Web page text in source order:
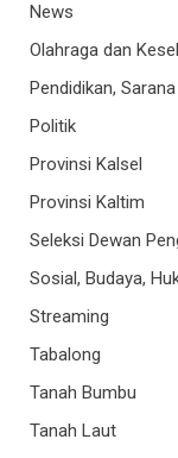
News
Olahraga dan
Pendidikan,
Politik
Provinsi Kalsel
Provinsi Kaltim
Seleksi Dewan
Sosial, Budaya,
Streaming
Tabalong
Tanah Bumbu
Tanah Laut